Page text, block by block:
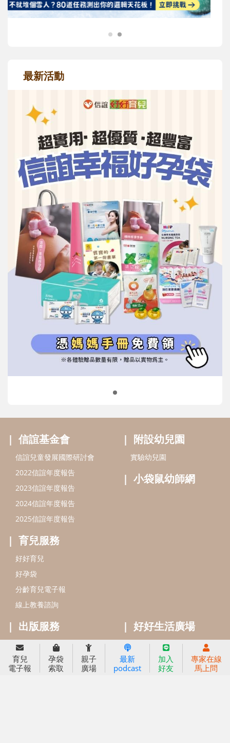
信誼基金會
2022信誼年度報告
2023信誼年度報告
2024信誼年度報告
好孕袋
分齡育兒電子報
線上教養諮詢
附設幼兒園
小袋鼠幼師網
出版服務
信誼基金出版社
閱讀推廣
Bookstart閱讀起步走
信誼幼兒文學獎
信誼兒童動畫獎
小袋鼠說故事劇團
service@hsin-yi.org.tw
信誼好好育兒
小太陽親子館
小太陽親子書房
(02)2396-5305轉2345 (週一～週五 9:00～18:00)
育兒
電子報
孕袋
索取
親子
廣場
最新
podcast
加入
好友
專家在線
馬上問